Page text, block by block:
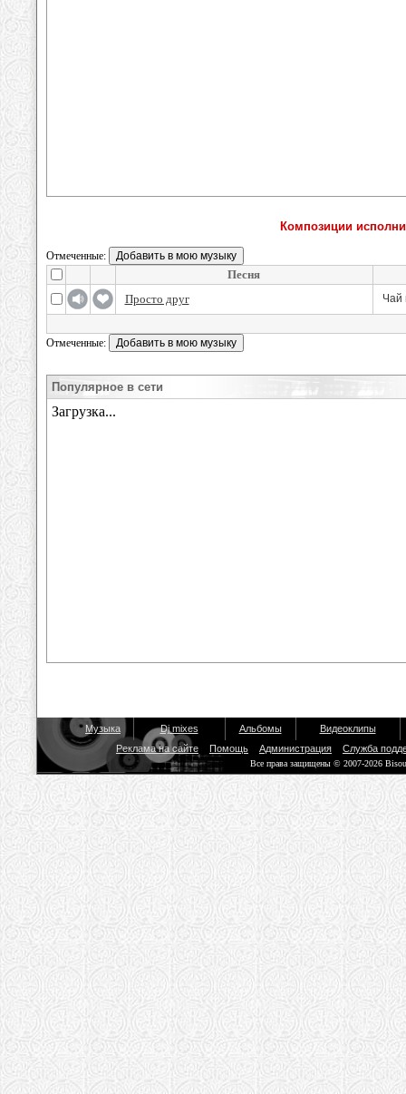
Композиции
Отмеченные:
Песня
Просто друг
Чай
Отмеченные:
Популярное в сети
Музыка Dj mixes Альбомы
Видеоклипы
Реклама на сайте
Помощь Администрация Служба
Все права защищены © 2007-2026